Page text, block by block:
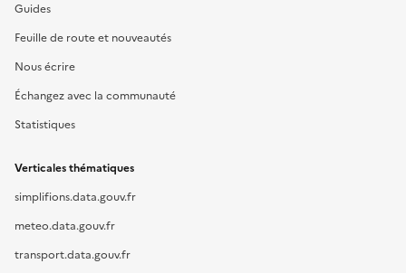
Guides
Feuille de route et nouveautés
Nous écrire
Échangez avec la communauté
Statistiques
Verticales thématiques
simplifions.data.gouv.fr
meteo.data.gouv.fr
transport.data.gouv.fr